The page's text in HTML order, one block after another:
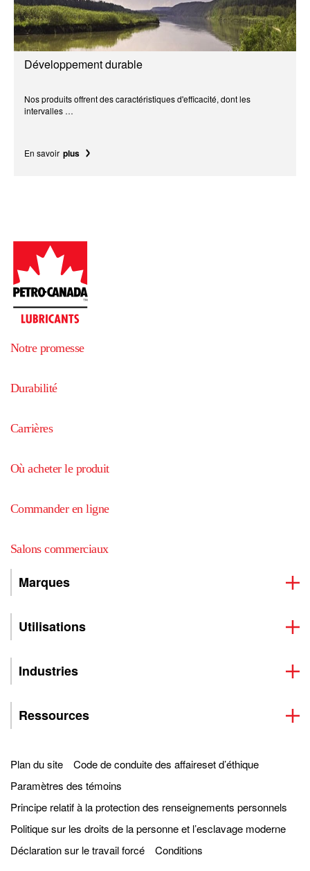
Développement durable
Nos produits offrent des caractéristiques d'efficacité, dont les
intervalles …
En savoir plus
Notre promesse
Durabilité
Carrières
Où acheter le produit
Commander en ligne
Salons commerciaux
Marques
Utilisations
Industries
Ressources
Plan du site
Code de conduite des affaireset d’éthique
Paramètres des témoins
Principe relatif à la protection des renseignements personnels
Politique sur les droits de la personne et l’esclavage moderne
Déclaration sur le travail forcé
Conditions